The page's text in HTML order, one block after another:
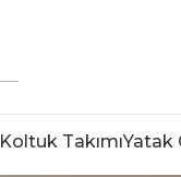
Koltuk TakımıYatak